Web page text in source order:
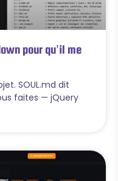
pour qu’il me
SOUL.md dit
faites — jQuery